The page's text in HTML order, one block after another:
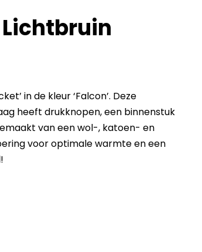
in de kleur ‘Falcon’. Deze
heeft drukknopen, een binnenstuk
van een wol-, katoen- en
voor optimale warmte en een